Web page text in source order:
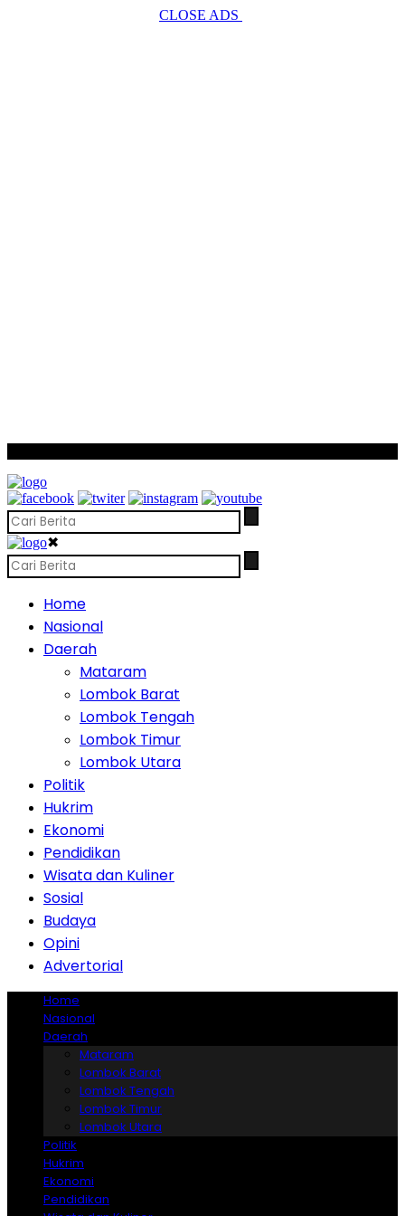
CLOSE ADS
✖
Home
Nasional
Daerah
Mataram
Lombok Barat
Lombok Tengah
Lombok Timur
Lombok Utara
Politik
Hukrim
Ekonomi
Pendidikan
Wisata dan Kuliner
Sosial
Budaya
Opini
Advertorial
Home
Nasional
Daerah
Mataram
Lombok Barat
Lombok Tengah
Lombok Timur
Lombok Utara
Politik
Hukrim
Ekonomi
Pendidikan